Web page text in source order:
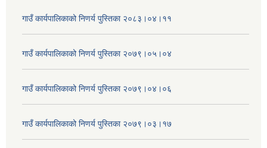
गाउँ कार्यपालिकाको निणर्य पुस्तिका २०८३।०४।११
गाउँ कार्यपालिकाको निणर्य पुस्तिका २०७९।०५।०४
गाउँ कार्यपालिकाको निणर्य पुस्तिका २०७९।०४।०६
गाउँ कार्यपालिकाको निणर्य पुस्तिका २०७९।०३।१७